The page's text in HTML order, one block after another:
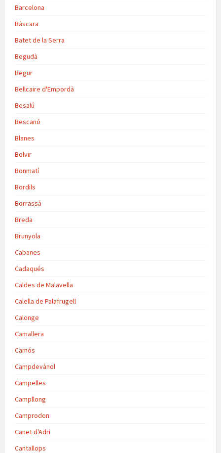
Barcelona
Bàscara
Batet de la Serra
Begudà
Begur
Bellcaire d'Empordà
Besalú
Bescanó
Blanes
Bolvir
Bonmatí
Bordils
Borrassà
Breda
Brunyola
Cabanes
Cadaqués
Caldes de Malavella
Calella de Palafrugell
Calonge
Camallera
Camós
Campdevànol
Campelles
Campllong
Camprodon
Canet d'Adri
Cantallops